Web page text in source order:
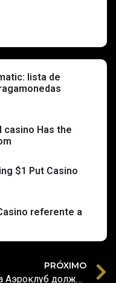
lista de
casino Has the
$1 Put Casino
referente a
PRÓXIMO
Игра Аэроклуб должностной интерактивный журнал во Стране Казахстане